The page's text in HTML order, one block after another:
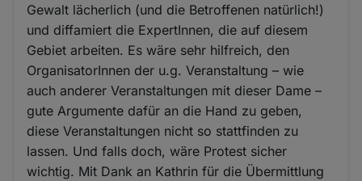
Gewalt lächerlich (und die Betroffenen natürlich!)
und diffamiert die ExpertInnen, die auf diesem
Gebiet arbeiten. Es wäre sehr hilfreich, den
OrganisatorInnen der u.g. Veranstaltung – wie
auch anderer Veranstaltungen mit dieser Dame –
gute Argumente dafür an die Hand zu geben,
diese Veranstaltungen nicht so stattfinden zu
lassen. Und falls doch, wäre Protest sicher
wichtig. Mit Dank an Kathrin für die Übermittlung